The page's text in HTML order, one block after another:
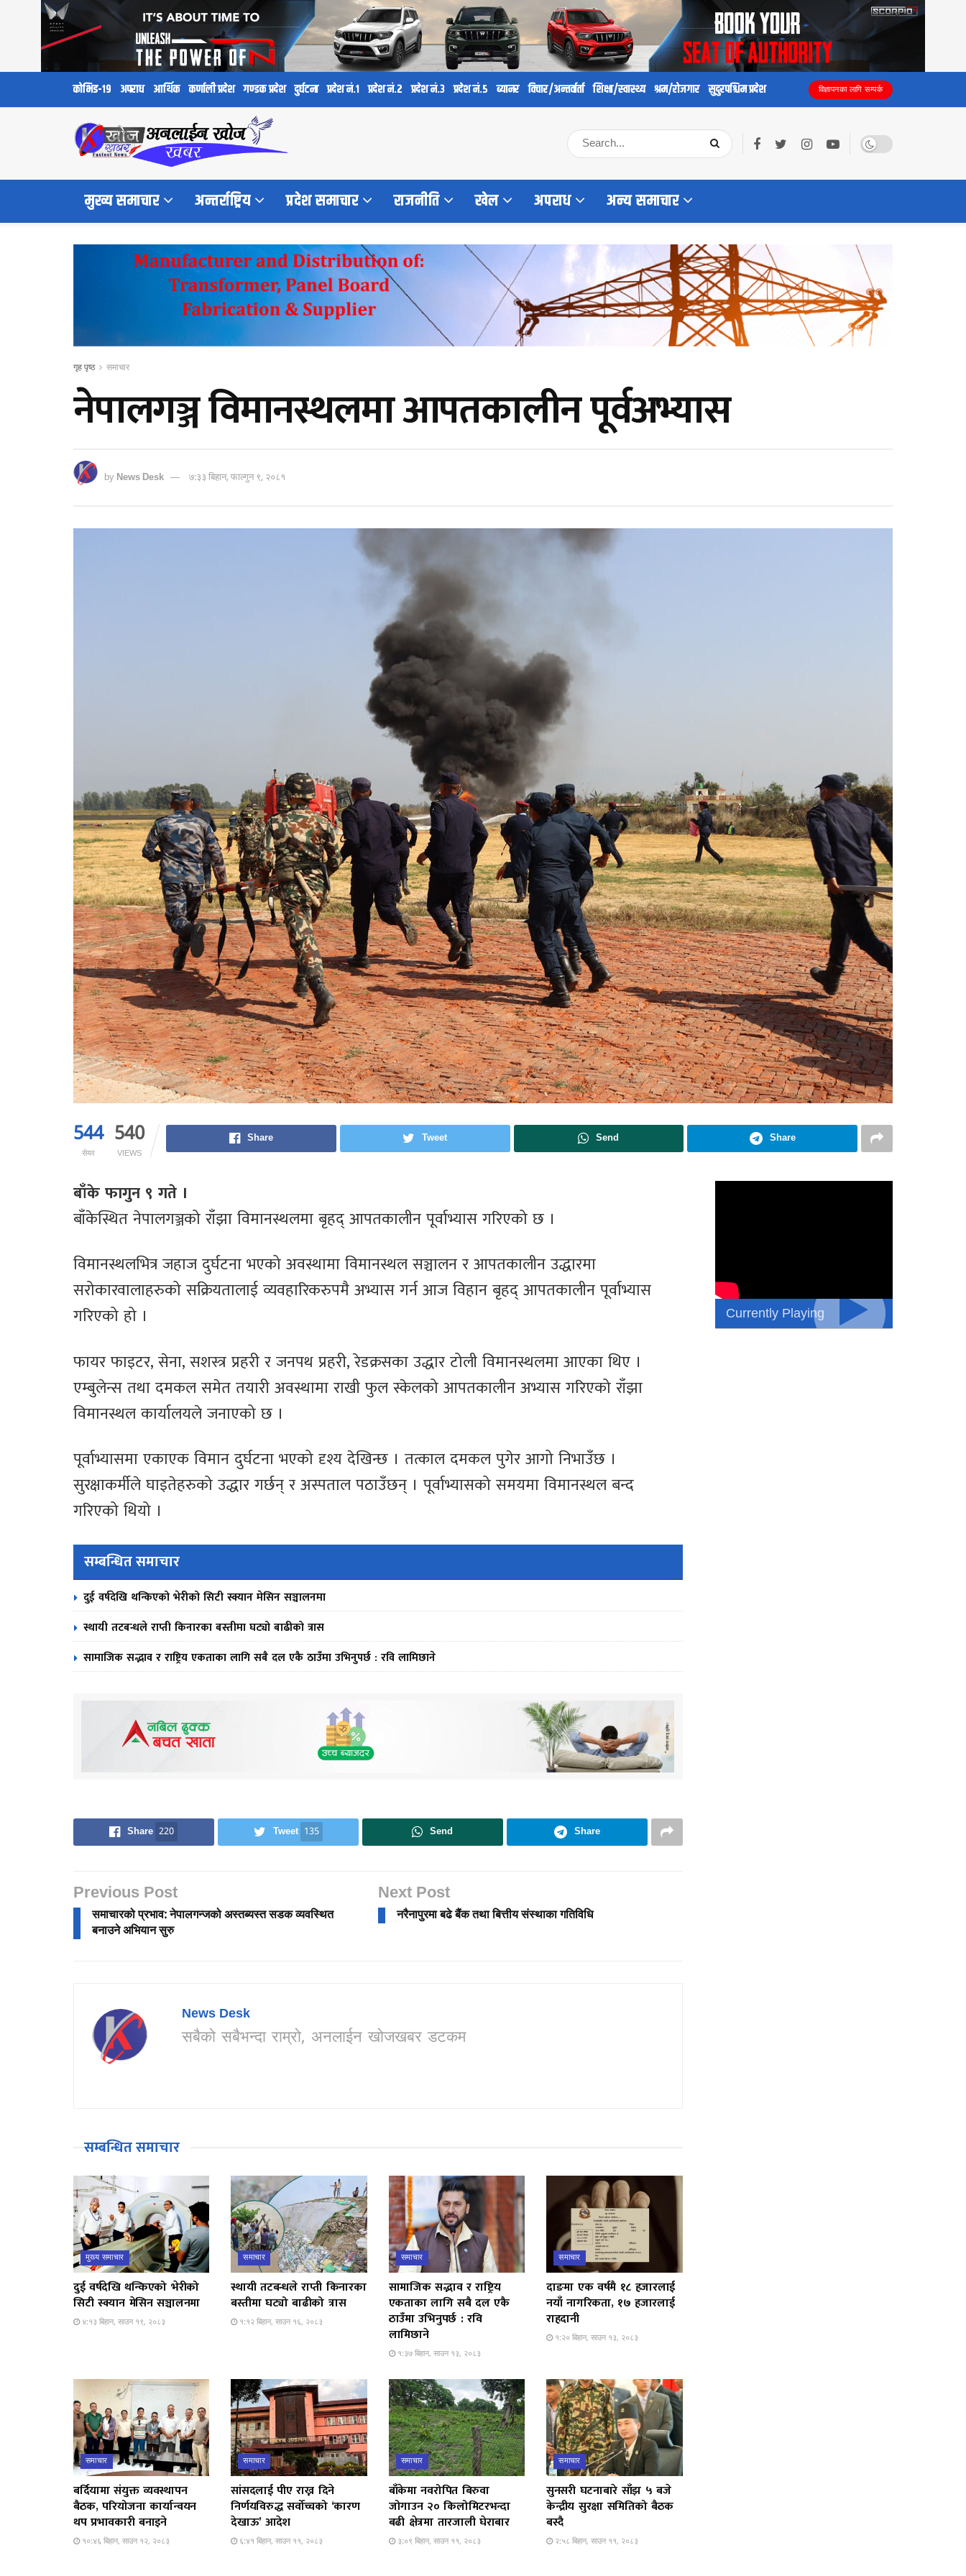
कोभिड-१९ अपराध आर्थिक कर्णाली प्रदेश गण्डक प्रदेश दुर्घटना प्रदेश नं.१ प्रदेश नं.२ प्रदेश नं.३ प्रदेश नं.५ ब्यानर विचार/अन्तर्वार्ता शिक्षा/स्वास्थ्य श्रम/रोजगार सुदुरपश्चिम प्रदेश विज्ञापनका लागि सम्पर्क
मुख्य समाचार अन्तर्राष्ट्रिय प्रदेश समाचार राजनीति खेल अपराध अन्य समाचार
गृह पृष्ठ समाचार
नेपालगञ्ज विमानस्थलमा आपतकालीन पूर्वअभ्यास
byNews Desk ७:३३ बिहान, फाल्गुन ९, २०८१
544
सेयर
540
VIEWS
Share Tweet Send Share
बाँके फागुन ९ गते ।
बाँकेस्थित नेपालगञ्जको राँझा विमानस्थलमा बृहद् आपतकालीन पूर्वाभ्यास गरिएको छ ।
विमानस्थलभित्र जहाज दुर्घटना भएको अवस्थामा विमानस्थल सञ्चालन र आपतकालीन उद्धारमा
सरोकारवालाहरुको सक्रियतालाई व्यवहारिकरुपमै अभ्यास गर्न आज विहान बृहद् आपतकालीन पूर्वाभ्यास
गरिएको हो ।
फायर फाइटर, सेना, सशस्त्र प्रहरी र जनपथ प्रहरी, रेडक्रसका उद्धार टोली विमानस्थलमा आएका थिए ।
एम्बुलेन्स तथा दमकल समेत तयारी अवस्थामा राखी फुल स्केलको आपतकालीन अभ्यास गरिएको राँझा
विमानस्थल कार्यालयले जनाएको छ ।
पूर्वाभ्यासमा एकाएक विमान दुर्घटना भएको दृश्य देखिन्छ । तत्काल दमकल पुगेर आगो निभाउँछ ।
सुरक्षाकर्मीले घाइतेहरुको उद्धार गर्छन् र अस्पताल पठाउँछन् । पूर्वाभ्यासको समयमा विमानस्थल बन्द
गरिएको थियो ।
सम्बन्धित समाचार
दुई वर्षदेखि थन्किएको भेरीको सिटी स्क्यान मेसिन सञ्चालनमा
स्थायी तटबन्धले राप्ती किनारका बस्तीमा घट्यो बाढीको त्रास
सामाजिक सद्भाव र राष्ट्रिय एकताका लागि सबै दल एकै ठाउँमा उभिनुपर्छ : रवि लामिछाने
Share 220 Tweet 135 Send Share
Previous Post
समाचारको प्रभाव: नेपालगन्जको अस्तब्यस्त सडक व्यवस्थित
बनाउने अभियान सुरु
Next Post
नरैनापुरमा बढे बैंक तथा बित्तीय संस्थाका गतिविधि
News Desk
सबैको सबैभन्दा राम्रो, अनलाईन खोजखबर डटकम
सम्बन्धित समाचार
मुख्य समाचार
दुई वर्षदेखि थन्किएको भेरीको
सिटी स्क्यान मेसिन सञ्चालनमा
४:१३ बिहान, साउन १९, २०८३
समाचार
स्थायी तटबन्धले राप्ती किनारका
बस्तीमा घट्यो बाढीको त्रास
१:१२ बिहान, साउन १६, २०८३
समाचार
सामाजिक सद्भाव र राष्ट्रिय
एकताका लागि सबै दल एकै
ठाउँमा उभिनुपर्छ : रवि
लामिछाने
१:३७ बिहान, साउन १३, २०८३
समाचार
दाङमा एक वर्षमै १८ हजारलाई
नयाँ नागरिकता, १७ हजारलाई
राहदानी
१:२० बिहान, साउन १३, २०८३
समाचार
बर्दियामा संयुक्त व्यवस्थापन
बैठक, परियोजना कार्यान्वयन
थप प्रभावकारी बनाइने
१०:४६ बिहान, साउन १२, २०८३
समाचार
सांसदलाई पीए राख्न दिने
निर्णयविरुद्ध सर्वोच्चको ‘कारण
देखाऊ’ आदेश
६:४१ बिहान, साउन ११, २०८३
समाचार
बाँकेमा नवरोपित बिरुवा
जोगाउन २० किलोमिटरभन्दा
बढी क्षेत्रमा तारजाली घेराबार
३:०९ बिहान, साउन ११, २०८३
समाचार
सुनसरी घटनाबारे साँझ ५ बजे
केन्द्रीय सुरक्षा समितिको बैठक
बस्दै
२:५८ बिहान, साउन ११, २०८३
Currently Playing